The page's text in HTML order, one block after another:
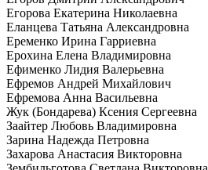
Егорова Екатерина Николаевна
Еланцева Татьяна Александровна
Еременко Ирина Гарриевна
Ерохина Елена Владимировна
Ефименко Лидия Валерьевна
Ефремов Андрей Михайлович
Ефремова Анна Васильевна
Жук (Бондарева) Ксения Сергеевна
Заайтер Любовь Владимировна
Зарина Надежда Петровна
Захарова Анастасия Викторовна